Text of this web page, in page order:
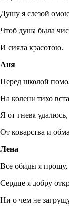
Душу я слезой
Чтоб душа была
И сияла красотою.
Аня
Перед школой
На колени тихо
Я от гнева удалюсь,
От коварства и
Лена
Все обиды я прощу,
Сердце я добру
Ни о чем не